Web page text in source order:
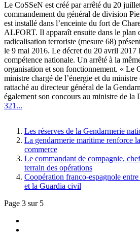
Le CoSSeN est créé par arrêté du 20
commandement du général de division
est installé dans l’enceinte du fort de
ALFORT. Il apparaît ensuite dans le plan
radicalisation terroriste (mesure 68)
le 9 mai 2016. Le décret du 20 avril 2017
compétence nationale. Un arrêté à la
organisation et son fonctionnement. « Le
ministre chargé de l’énergie et du
rattaché au directeur général de la
également son concours au ministre de la
321...
Les réserves de la Gendarmerie
La gendarmerie maritime renforce
commerce
Le commandant de compagnie,
terrain des opérations
Coopération franco-espagnole
et la Guardia civil
Page 3 sur 5